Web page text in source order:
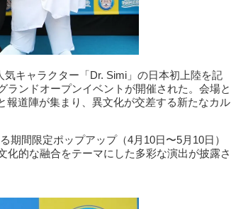
キャラクター「Dr. Simi」の日本初上陸を記
ンドオープンイベントが開催された。会場と
報道陣が集まり、異文化が交差する新たなカル
間限定ポップアップ（4月10日〜5月10日）
的な融合をテーマにした多彩な演出が披露さ